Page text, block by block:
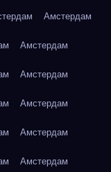
Амстердам
Амстердам
Амстердам
Амстердам
Амстердам
Амстердам